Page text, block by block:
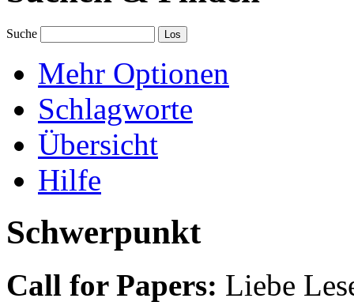
Suche
Mehr Optionen
Schlagworte
Übersicht
Hilfe
Schwerpunkt
Call for Papers: Liebe